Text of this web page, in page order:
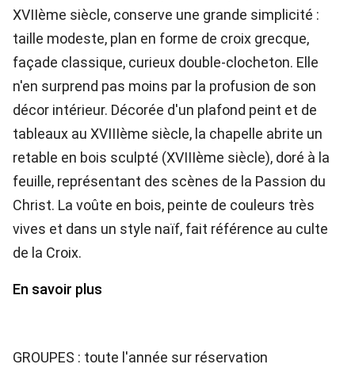
XVIIème siècle, conserve une grande simplicité :
taille modeste, plan en forme de croix grecque,
façade classique, curieux double-clocheton. Elle
n'en surprend pas moins par la profusion de son
décor intérieur. Décorée d'un plafond peint et de
tableaux au XVIIIème siècle, la chapelle abrite un
retable en bois sculpté (XVIIIème siècle), doré à la
feuille, représentant des scènes de la Passion du
Christ. La voûte en bois, peinte de couleurs très
vives et dans un style naïf, fait référence au culte
de la Croix.
En savoir plus
GROUPES : toute l'année sur réservation